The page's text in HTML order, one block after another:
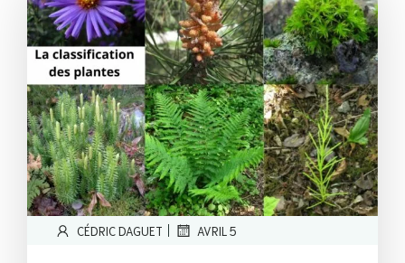
CÉDRIC DAGUET | AVRIL 5